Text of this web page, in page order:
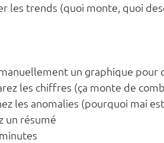
les trends (quoi monte, quoi
un graphique pour
les chiffres (ça monte de
les anomalies (pourquoi mai
un résumé